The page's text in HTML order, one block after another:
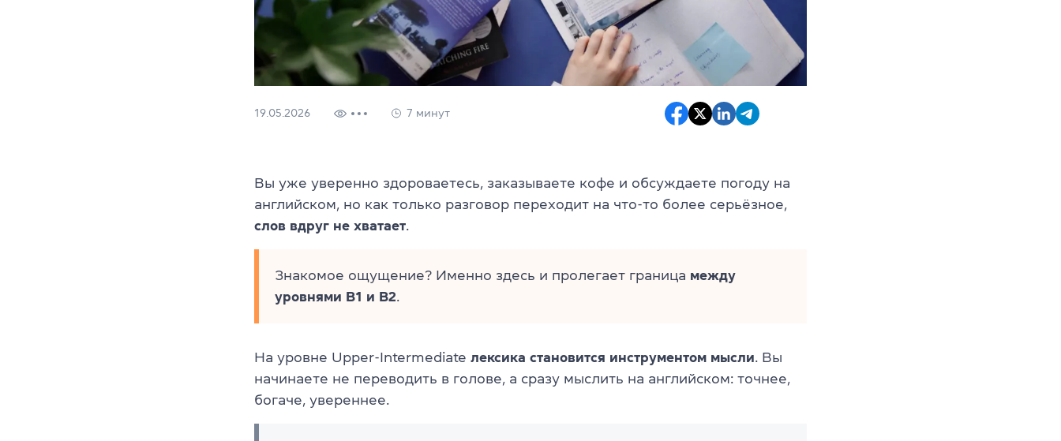
19.05.2026 7 минут
Вы уже уверенно здороваетесь, заказываете кофе и обсуждаете погоду на
английском, но как только разговор переходит на что-то более серьёзное,
слов вдруг не хватает.
Знакомое ощущение? Именно здесь и пролегает граница между
уровнями B1 и B2.
На уровне Upper-Intermediate лексика становится инструментом мысли. Вы
начинаете не переводить в голове, а сразу мыслить на английском: точнее,
богаче, увереннее.